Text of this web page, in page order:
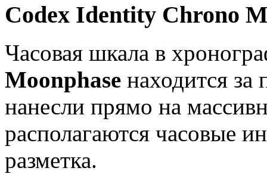
Codex Identity Chrono
Часовая шкала в
Moonphase находится
нанесли прямо на
располагаются часовые
разметка.